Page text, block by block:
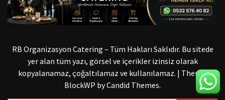
RB Organizasyon Catering – Tüm Hakları Saklıdır. Bu sitede
yer alan tüm yazı, görsel ve içerikler izinsiz olarak
kopyalanamaz, çoğaltılamaz ve kullanılamaz. | Theme:
BlockWP byCandid Themes.